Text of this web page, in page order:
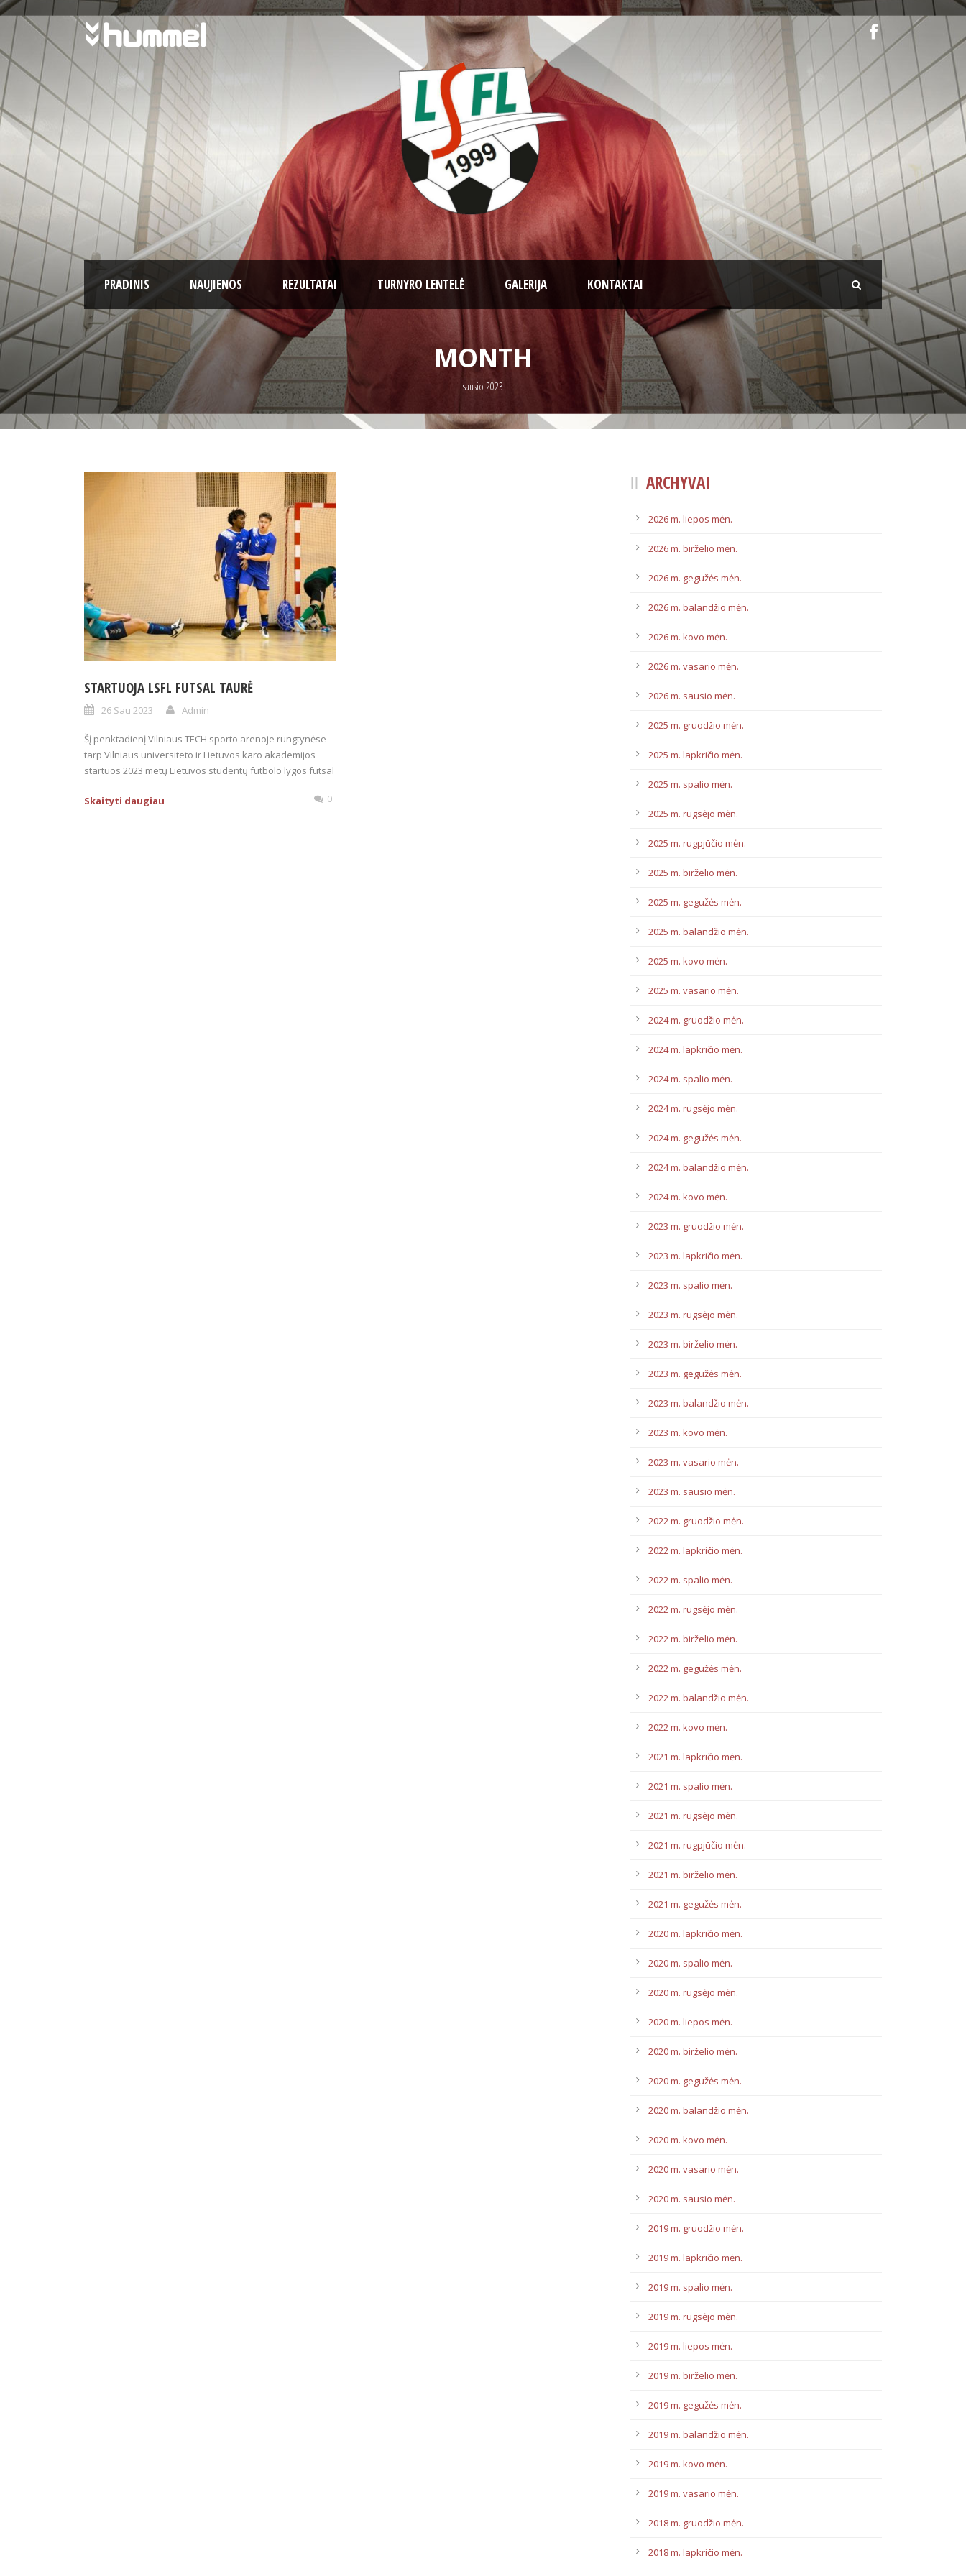
PRADINIS NAUJIENOS REZULTATAI TURNYRO LENTELĖ GALERIJA KONTAKTAI
MONTH
sausio 2023
STARTUOJA LSFL FUTSAL TAURĖ
26 Sau 2023 Admin
Šį penktadienį Vilniaus TECH sporto arenoje rungtynėse
tarp Vilniaus universiteto ir Lietuvos karo akademijos
startuos 2023 metų Lietuvos studentų futbolo lygos futsal
Skaityti daugiau 0
ARCHYVAI
2026 m. liepos mėn.
2026 m. birželio mėn.
2026 m. gegužės mėn.
2026 m. balandžio mėn.
2026 m. kovo mėn.
2026 m. vasario mėn.
2026 m. sausio mėn.
2025 m. gruodžio mėn.
2025 m. lapkričio mėn.
2025 m. spalio mėn.
2025 m. rugsėjo mėn.
2025 m. rugpjūčio mėn.
2025 m. birželio mėn.
2025 m. gegužės mėn.
2025 m. balandžio mėn.
2025 m. kovo mėn.
2025 m. vasario mėn.
2024 m. gruodžio mėn.
2024 m. lapkričio mėn.
2024 m. spalio mėn.
2024 m. rugsėjo mėn.
2024 m. gegužės mėn.
2024 m. balandžio mėn.
2024 m. kovo mėn.
2023 m. gruodžio mėn.
2023 m. lapkričio mėn.
2023 m. spalio mėn.
2023 m. rugsėjo mėn.
2023 m. birželio mėn.
2023 m. gegužės mėn.
2023 m. balandžio mėn.
2023 m. kovo mėn.
2023 m. vasario mėn.
2023 m. sausio mėn.
2022 m. gruodžio mėn.
2022 m. lapkričio mėn.
2022 m. spalio mėn.
2022 m. rugsėjo mėn.
2022 m. birželio mėn.
2022 m. gegužės mėn.
2022 m. balandžio mėn.
2022 m. kovo mėn.
2021 m. lapkričio mėn.
2021 m. spalio mėn.
2021 m. rugsėjo mėn.
2021 m. rugpjūčio mėn.
2021 m. birželio mėn.
2021 m. gegužės mėn.
2020 m. lapkričio mėn.
2020 m. spalio mėn.
2020 m. rugsėjo mėn.
2020 m. liepos mėn.
2020 m. birželio mėn.
2020 m. gegužės mėn.
2020 m. balandžio mėn.
2020 m. kovo mėn.
2020 m. vasario mėn.
2020 m. sausio mėn.
2019 m. gruodžio mėn.
2019 m. lapkričio mėn.
2019 m. spalio mėn.
2019 m. rugsėjo mėn.
2019 m. liepos mėn.
2019 m. birželio mėn.
2019 m. gegužės mėn.
2019 m. balandžio mėn.
2019 m. kovo mėn.
2019 m. vasario mėn.
2018 m. gruodžio mėn.
2018 m. lapkričio mėn.